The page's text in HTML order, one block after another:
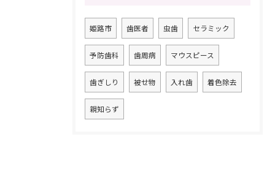
姫路市 歯医者 虫歯 セラミック
予防歯科 歯周病 マウスピース
歯ぎしり 被せ物 入れ歯 着色除去
親知らず